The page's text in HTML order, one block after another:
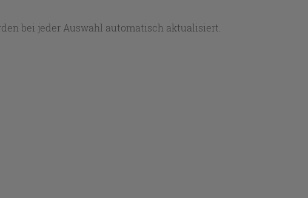
bei jeder Auswahl automatisch aktualisiert.